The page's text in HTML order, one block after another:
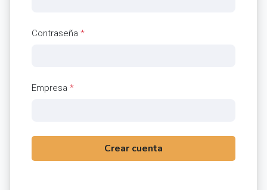
Contraseña *
Empresa *
Crear cuenta